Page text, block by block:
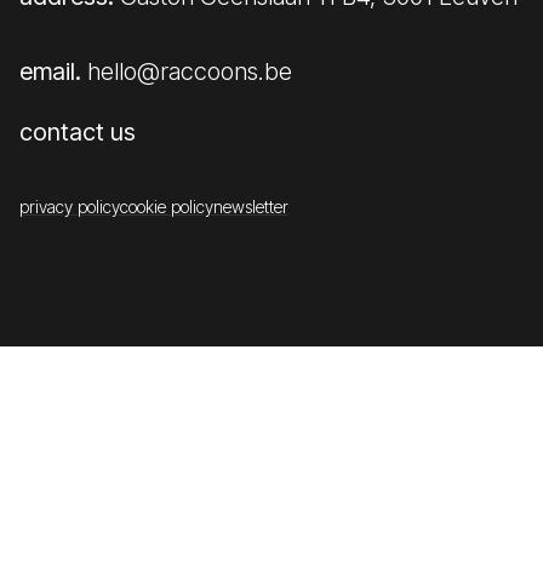
email. hello@raccoons.be
contact us
privacy policycookie policynewsletter